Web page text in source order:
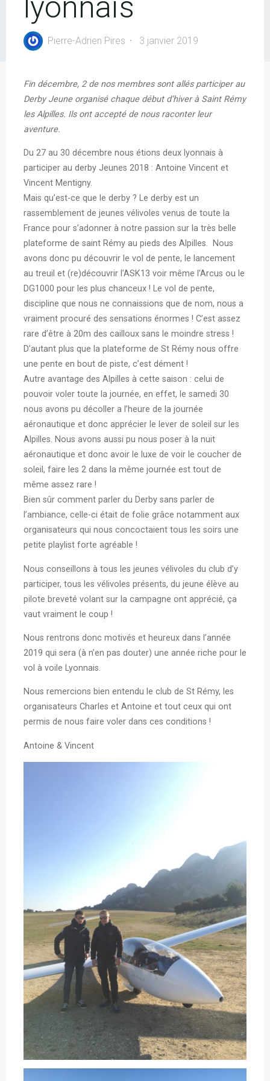
Pierre-Adrien Pires 3 janvier 2019
Fin décembre, 2 de nos membres sont allés participer au
Derby Jeune organisé chaque début d’hiver à Saint Rémy
les Alpilles. Ils ont accepté de nous raconter leur
aventure.
Du 27 au 30 décembre nous étions deux lyonnais à
participer au derby Jeunes 2018 : Antoine Vincent et
Vincent Mentigny.
Mais qu’est-ce que le derby ? Le derby est un
rassemblement de jeunes vélivoles venus de toute la
France pour s’adonner à notre passion sur la très belle
plateforme de saint Rémy au pieds des Alpilles. Nous
avons donc pu découvrir le vol de pente, le lancement
au treuil et (re)découvrir l’ASK13 voir même l’Arcus ou le
DG1000 pour les plus chanceux ! Le vol de pente,
discipline que nous ne connaissions que de nom, nous a
vraiment procuré des sensations énormes ! C’est assez
rare d’être à 20m des cailloux sans le moindre stress !
D’autant plus que la plateforme de St Rémy nous offre
une pente en bout de piste, c’est dément !
Autre avantage des Alpilles à cette saison : celui de
pouvoir voler toute la journée, en effet, le samedi 30
nous avons pu décoller a l’heure de la journée
aéronautique et donc apprécier le lever de soleil sur les
Alpilles. Nous avons aussi pu nous poser à la nuit
aéronautique et donc avoir le luxe de voir le coucher de
soleil, faire les 2 dans la même journée est tout de
même assez rare !
Bien sûr comment parler du Derby sans parler de
l’ambiance, celle-ci était de folie grâce notamment aux
organisateurs qui nous concoctaient tous les soirs une
petite playlist forte agréable !
Nous conseillons à tous les jeunes vélivoles du club d’y
participer, tous les vélivoles présents, du jeune élève au
pilote breveté volant sur la campagne ont apprécié, ça
vaut vraiment le coup !
Nous rentrons donc motivés et heureux dans l’année
2019 qui sera (à n’en pas douter) une année riche pour le
vol à voile Lyonnais.
Nous remercions bien entendu le club de St Rémy, les
organisateurs Charles et Antoine et tout ceux qui ont
permis de nous faire voler dans ces conditions !
Antoine & Vincent